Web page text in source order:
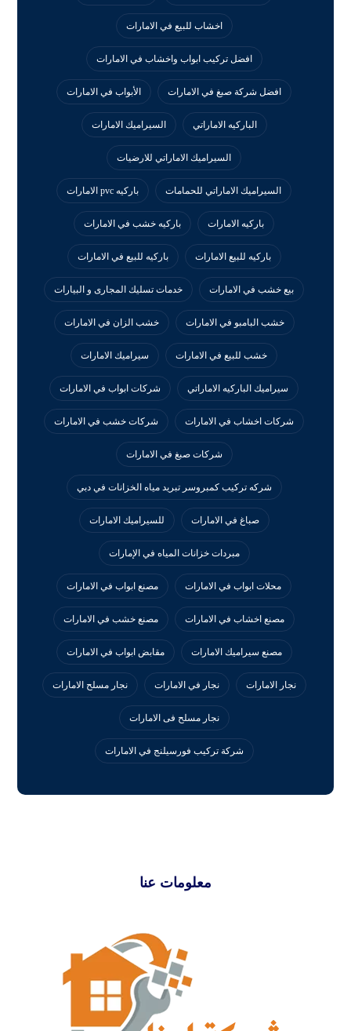
اخشاب للبيع في الامارات
افضل تركيب ابواب واخشاب في الامارات
افضل شركة صبغ في الامارات الأبواب في الامارات
الباركيه الاماراتي السيراميك الامارات
السيراميك الاماراتي للارضيات
السيراميك الاماراتي للحمامات باركيه pvc الامارات
باركيه الامارات باركيه خشب في الامارات
باركيه للبيع الامارات باركيه للبيع في الامارات
بيع خشب في الامارات خدمات تسليك المجارى و البيارات
خشب البامبو في الامارات خشب الزان في الامارات
خشب للبيع في الامارات سيراميك الامارات
سيراميك الباركيه الاماراتي شركات ابواب في الامارات
شركات اخشاب في الامارات شركات خشب في الامارات
شركات صبغ في الامارات
شركه تركيب كمبروسر تبريد مياه الخزانات في دبي
صباغ في الامارات للسيراميك الامارات
مبردات خزانات المياه في الإمارات
محلات ابواب في الامارات مصنع ابواب في الامارات
مصنع اخشاب في الامارات مصنع خشب في الامارات
مصنع سيراميك الامارات مقابض ابواب في الامارات
نجار الامارات نجار في الامارات نجار مسلح الامارات
نجار مسلح فى الامارات
‏شركة تركيب فورسيلنج في الامارات
معلومات عنا